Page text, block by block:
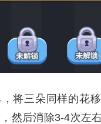
将三朵同样的花
然后消除3-4次左